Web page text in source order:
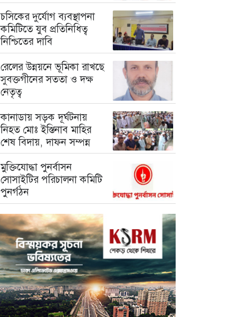
চসিকের দুর্যোগ ব্যবস্থাপনা
কমিটিতে যুব প্রতিনিধিত্ব
নিশ্চিতের দাবি
রেলের উন্নয়নে ভূমিকা রাখছে
সুবক্তগীনের সততা ও দক্ষ
নেতৃত্ব
কানাডায় সড়ক দূর্ঘটনায়
নিহত মোঃ ইস্তিনাব মাহির
শেষ বিদায়, দাফন সম্পন্ন
মুক্তিযোদ্ধা পুনর্বাসন
সোসাইটির পরিচালনা কমিটি
পুনর্গঠন